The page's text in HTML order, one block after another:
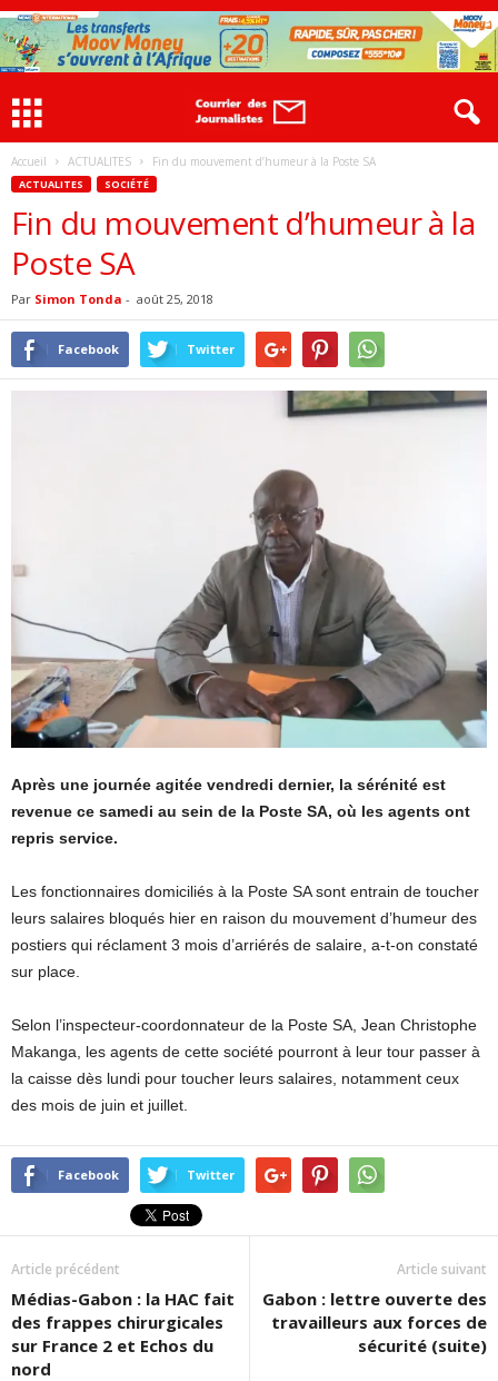
Accueil ACTUALITES Fin du mouvement d’humeur à la Poste SA
ACTUALITES SOCIÉTÉ
Fin du mouvement d’humeur à la
Poste SA
Par Simon Tonda - août 25, 2018
Facebook Twitter
Après une journée agitée vendredi dernier, la sérénité est
revenue ce samedi au sein de la Poste SA, où les agents ont
repris service.
Les fonctionnaires domiciliés à la Poste SA sont entrain de toucher
leurs salaires bloqués hier en raison du mouvement d’humeur des
postiers qui réclament 3 mois d’arriérés de salaire, a-t-on constaté
sur place.
Selon l’inspecteur-coordonnateur de la Poste SA, Jean Christophe
Makanga, les agents de cette société pourront à leur tour passer à
la caisse dès lundi pour toucher leurs salaires, notamment ceux
des mois de juin et juillet.
Facebook Twitter
Article précédent
Médias-Gabon : la HAC fait
des frappes chirurgicales
sur France 2 et Echos du
nord
Article suivant
Gabon : lettre ouverte des
travailleurs aux forces de
sécurité (suite)